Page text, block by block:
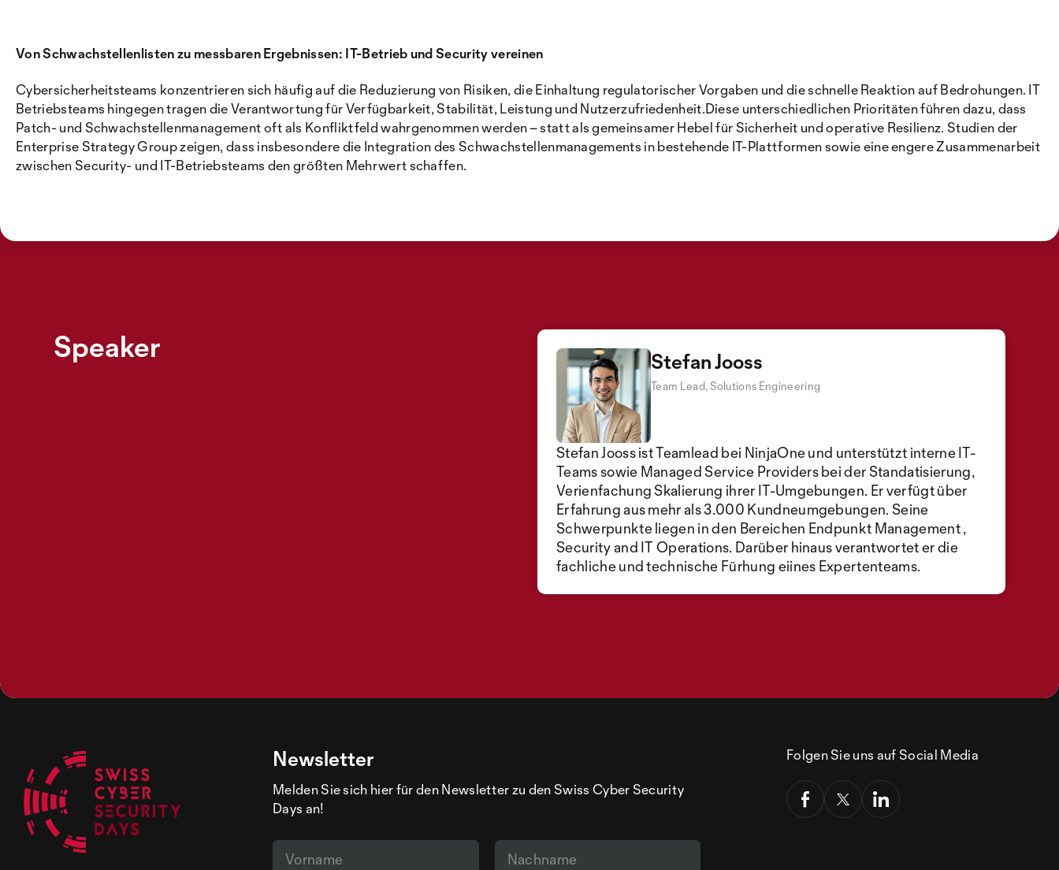
Von Schwachstellenlisten zu messbaren Ergebnissen: IT-Betrieb und Security vereinen
Cybersicherheitsteams konzentrieren sich häufig auf die Reduzierung von Risiken, die Einhaltung regulatorischer Vorgaben und die schnelle Reaktion auf Bedrohungen. IT
Betriebsteams hingegen tragen die Verantwortung für Verfügbarkeit, Stabilität, Leistung und Nutzerzufriedenheit.Diese unterschiedlichen Prioritäten führen dazu, dass
Patch- und Schwachstellenmanagement oft als Konfliktfeld wahrgenommen werden – statt als gemeinsamer Hebel für Sicherheit und operative Resilienz. Studien der
Enterprise Strategy Group zeigen, dass insbesondere die Integration des Schwachstellenmanagements in bestehende IT-Plattformen sowie eine engere Zusammenarbeit
zwischen Security- und IT-Betriebsteams den größten Mehrwert schaffen.
Speaker Stefan Jooss
Team Lead, Solutions Engineering
Stefan Jooss ist Teamlead bei NinjaOne und unterstützt interne IT-
Teams sowie Managed Service Providers bei der Standatisierung,
Verienfachung Skalierung ihrer IT-Umgebungen. Er verfügt über
Erfahrung aus mehr als 3.000 Kundneumgebungen. Seine
Schwerpunkte liegen in den Bereichen Endpunkt Management ,
Security and IT Operations. Darüber hinaus verantwortet er die
fachliche und technische Fürhung eiines Expertenteams.
Newsletter
Melden Sie sich hier für den Newsletter zu den Swiss Cyber Security
Days an!
Folgen Sie uns auf Social Media